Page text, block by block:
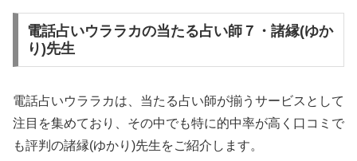
電話占いウララカの当たる占い師７・諸縁(ゆか
り)先生
電話占いウララカは、当たる占い師が揃うサービスとして
注目を集めており、その中でも特に的中率が高く口コミで
も評判の諸縁(ゆかり)先生をご紹介します。